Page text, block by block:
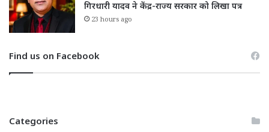
गिरधारी यादव ने केंद्र-राज्य सरकार को लिखा पत्र
23 hours ago
Find us on Facebook
Categories